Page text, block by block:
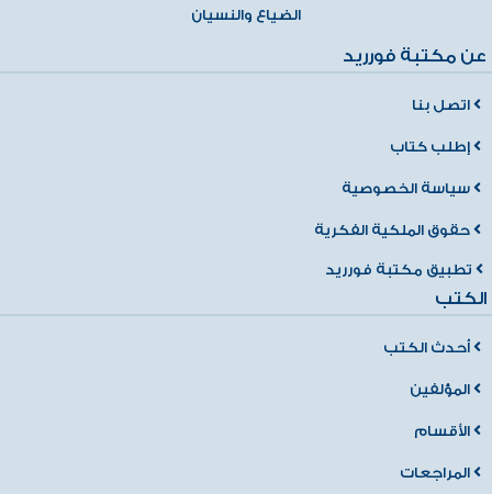
الضياع والنسيان
عن مكتبة فورريد
اتصل بنا
إطلب كتاب
سياسة الخصوصية
حقوق الملكية الفكرية
تطبيق مكتبة فورريد
الكتب
أحدث الكتب
المؤلفين
الأقسام
المراجعات